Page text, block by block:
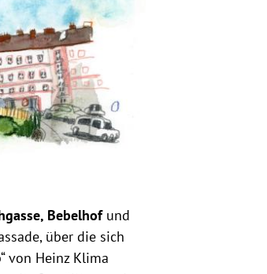
Bebelhofund
über die sich
von Heinz Klima